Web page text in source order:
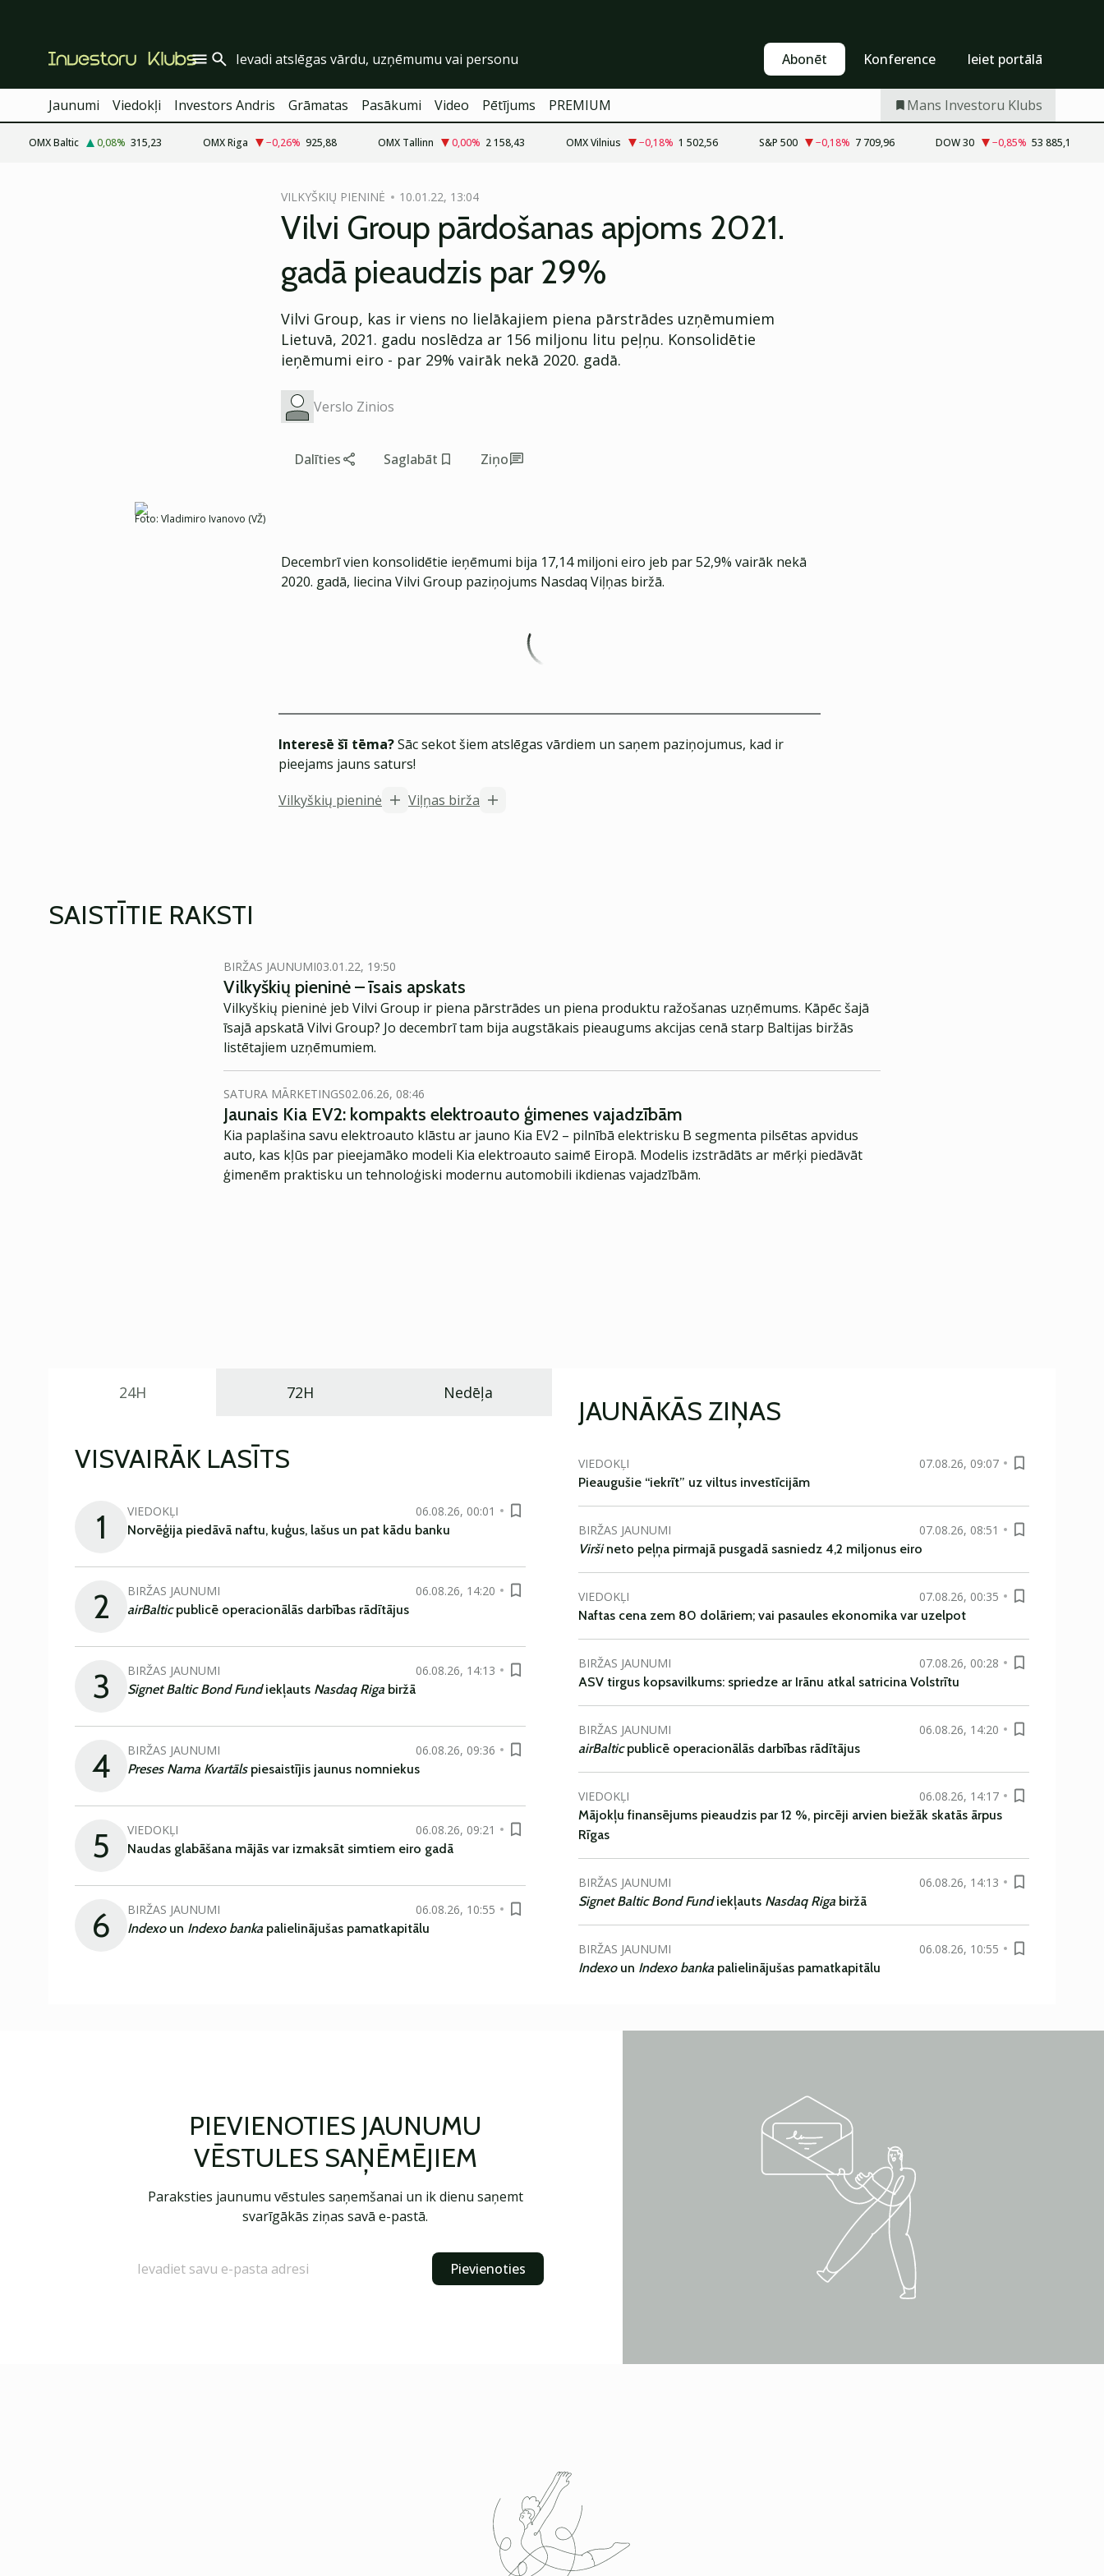
Abonēt Konference Ieiet portālā
Jaunumi Viedokļi Investors Andris Grāmatas Pasākumi Video Pētījums PREMIUM Mans Investoru Klubs
OMX Baltic 0,08% 315,23 OMX Riga −0,26% 925,88 OMX Tallinn 0,00% 2 158,43 OMX Vilnius −0,18% 1 502,56 S&P 500 −0,18% 7 709,96 DOW 30 −0,85% 53 885,1
VILKYŠKIŲ PIENINĖ 10.01.22, 13:04
Vilvi Group pārdošanas apjoms 2021.
gadā pieaudzis par 29%
Vilvi Group, kas ir viens no lielākajiem piena pārstrādes uzņēmumiem
Lietuvā, 2021. gadu noslēdza ar 156 miljonu litu peļņu. Konsolidētie
ieņēmumi eiro - par 29% vairāk nekā 2020. gadā.
Verslo Zinios
Dalīties Saglabāt Ziņo
Foto: Vladimiro Ivanovo (VŽ)
Decembrī vien konsolidētie ieņēmumi bija 17,14 miljoni eiro jeb par 52,9% vairāk nekā
2020. gadā, liecina Vilvi Group paziņojums Nasdaq Viļņas biržā.
Interesē šī tēma?Sāc sekot šiem atslēgas vārdiem un saņem paziņojumus, kad ir
pieejams jauns saturs!
Vilkyškių pieninė
Viļņas birža
SAISTĪTIE RAKSTI
BIRŽAS JAUNUMI03.01.22, 19:50
Vilkyškių pieninė – īsais apskats
Vilkyškių pieninė jeb Vilvi Group ir piena pārstrādes un piena produktu ražošanas uzņēmums. Kāpēc šajā
īsajā apskatā Vilvi Group? Jo decembrī tam bija augstākais pieaugums akcijas cenā starp Baltijas biržās
listētajiem uzņēmumiem.
SATURA MĀRKETINGS02.06.26, 08:46
Jaunais Kia EV2: kompakts elektroauto ģimenes vajadzībām
Kia paplašina savu elektroauto klāstu ar jauno Kia EV2 – pilnībā elektrisku B segmenta pilsētas apvidus
auto, kas kļūs par pieejamāko modeli Kia elektroauto saimē Eiropā. Modelis izstrādāts ar mērķi piedāvāt
ģimenēm praktisku un tehnoloģiski modernu automobili ikdienas vajadzībām.
24H 72H Nedēļa
VISVAIRĀK LASĪTS
1 VIEDOKĻI
06.08.26, 00:01
Norvēģija piedāvā naftu, kuģus, lašus un pat kādu banku
2 BIRŽAS JAUNUMI
06.08.26, 14:20
airBalticpublicē operacionālās darbības rādītājus
3 BIRŽAS JAUNUMI
06.08.26, 14:13
Signet Baltic Bond Fundiekļauts Nasdaq Riga biržā
4 BIRŽAS JAUNUMI
06.08.26, 09:36
Preses Nama Kvartāls piesaistījis jaunus nomniekus
5 VIEDOKĻI
06.08.26, 09:21
Naudas glabāšana mājās var izmaksāt simtiem eiro gadā
6 BIRŽAS JAUNUMI
06.08.26, 10:55
Indexoun Indexo banka palielinājušas pamatkapitālu
JAUNĀKĀS ZIŅAS
VIEDOKĻI
07.08.26, 09:07
Pieaugušie “iekrīt” uz viltus investīcijām
BIRŽAS JAUNUMI
07.08.26, 08:51
Viršineto peļņa pirmajā pusgadā sasniedz 4,2 miljonus eiro
VIEDOKĻI
07.08.26, 00:35
Naftas cena zem 80 dolāriem; vai pasaules ekonomika var uzelpot
BIRŽAS JAUNUMI
07.08.26, 00:28
ASV tirgus kopsavilkums: spriedze ar Irānu atkal satricina Volstrītu
BIRŽAS JAUNUMI
06.08.26, 14:20
airBalticpublicē operacionālās darbības rādītājus
VIEDOKĻI
06.08.26, 14:17
Mājokļu finansējums pieaudzis par 12 %, pircēji arvien biežāk skatās ārpus
Rīgas
BIRŽAS JAUNUMI
06.08.26, 14:13
Signet Baltic Bond Fundiekļauts Nasdaq Riga biržā
BIRŽAS JAUNUMI
06.08.26, 10:55
Indexoun Indexo banka palielinājušas pamatkapitālu
PIEVIENOTIES JAUNUMU
VĒSTULES SAŅĒMĒJIEM
Paraksties jaunumu vēstules saņemšanai un ik dienu saņemt
svarīgākās ziņas savā e-pastā.
Pievienoties